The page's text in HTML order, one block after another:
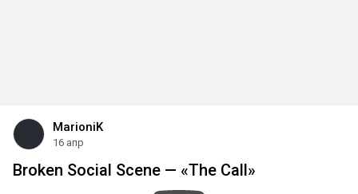
MarioniK
16 апр
Broken Social Scene — «The Call»